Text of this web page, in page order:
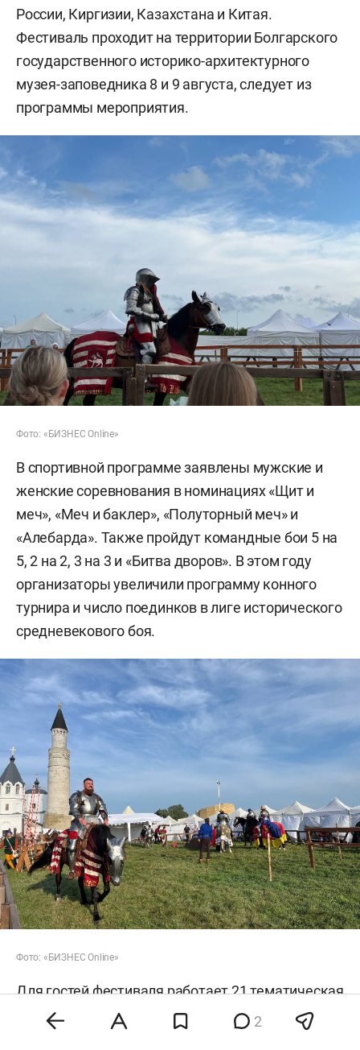
России, Киргизии, Казахстана и Китая.
Фестиваль проходит на территории Болгарского
государственного историко-архитектурного
музея-заповедника 8 и 9 августа, следует из
программы мероприятия.
Фото: «БИЗНЕС Online»
В спортивной программе заявлены мужские и
женские соревнования в номинациях «Щит и
меч», «Меч и баклер», «Полуторный меч» и
«Алебарда». Также пройдут командные бои 5 на
5, 2 на 2, 3 на 3 и «Битва дворов». В этом году
организаторы увеличили программу конного
турнира и число поединков в лиге исторического
средневекового боя.
Фото: «БИЗНЕС Online»
Для гостей фестиваля работает 21 тематическая
площадка, в том числе семейная зона с
2